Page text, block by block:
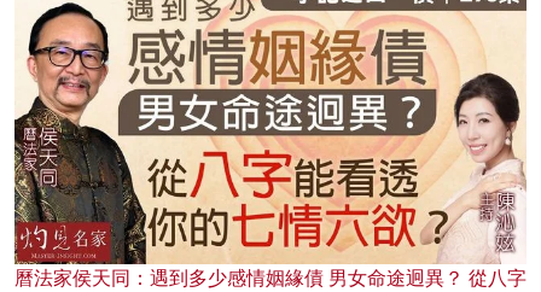
曆法家侯天同：遇到多少感情姻緣債 男女命途迥異？ 從八字